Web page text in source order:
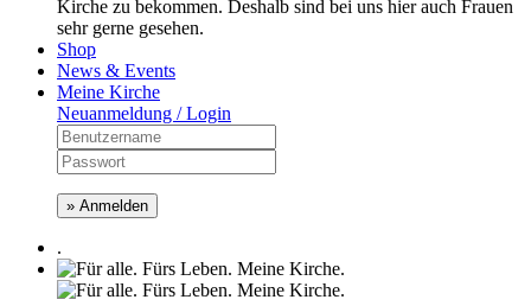
Kirche zu bekommen. Deshalb sind bei uns hier auch Frauen
sehr gerne gesehen.
Shop
News & Events
Meine Kirche
Neuanmeldung / Login
» Anmelden
.